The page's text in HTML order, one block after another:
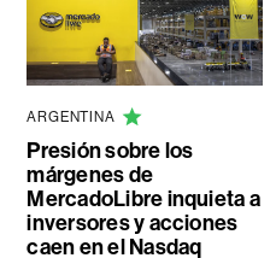
ARGENTINA
Presión sobre los
márgenes de
MercadoLibre inquieta a
inversores y acciones
caen en el Nasdaq